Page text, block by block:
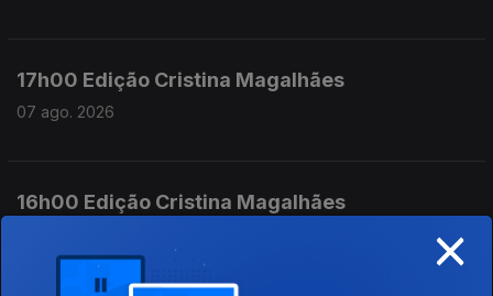
17h00 Edição Cristina Magalhães
07 ago. 2026
16h00 Edição Cristina Magalhães
×